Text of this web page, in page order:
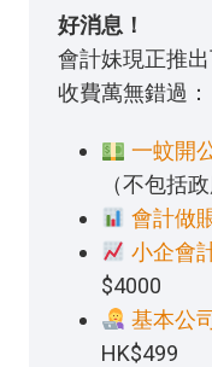
好消息！
會計妹現正推出
收費萬無錯過：
一蚊開
（不包括
會計做
小企會
$4000
基本公
HK$499